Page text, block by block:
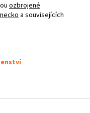
ozbrojené
a souvisejících